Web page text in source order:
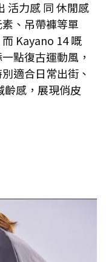
活力感 同 休閒感
、吊帶褲等單
Kayano 14 嘅
點復古運動風，
適合日常出街、
齡感，展現俏皮